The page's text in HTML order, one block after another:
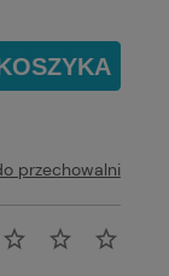
przechowalni